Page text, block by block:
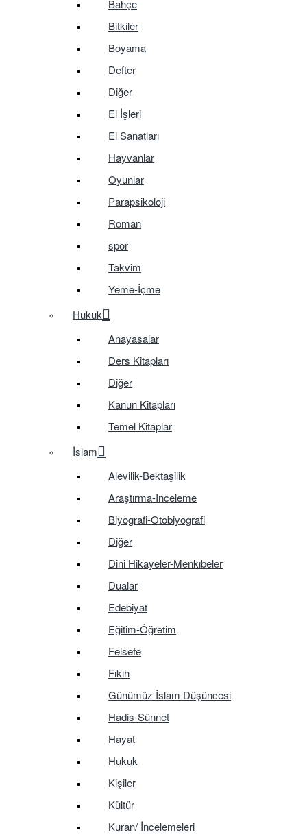
Bahçe
Bitkiler
Boyama
Defter
Diğer
El İşleri
El Sanatları
Hayvanlar
Oyunlar
Parapsikoloji
Roman
spor
Takvim
Yeme-İçme
Hukuk
Anayasalar
Ders Kitapları
Diğer
Kanun Kitapları
Temel Kitaplar
İslam
Alevilik-Bektaşilik
Araştırma-Inceleme
Biyografi-Otobiyografi
Diğer
Dini Hikayeler-Menkıbeler
Dualar
Edebiyat
Eğitim-Öğretim
Felsefe
Fıkıh
Günümüz İslam Düşüncesi
Hadis-Sünnet
Hayat
Hukuk
Kişiler
Kültür
Kuran/ İncelemeleri